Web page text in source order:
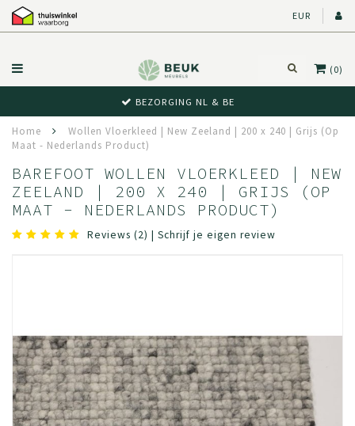
EUR
(0)
BEZORGING NL & BE
Home
Wollen Vloerkleed | New Zeeland | 200 x 240 | Grijs (Op
Maat - Nederlands Product)
BAREFOOT WOLLEN VLOERKLEED | NEW
ZEELAND | 200 X 240 | GRIJS (OP
MAAT - NEDERLANDS PRODUCT)
Reviews (2) | Schrijf je eigen review